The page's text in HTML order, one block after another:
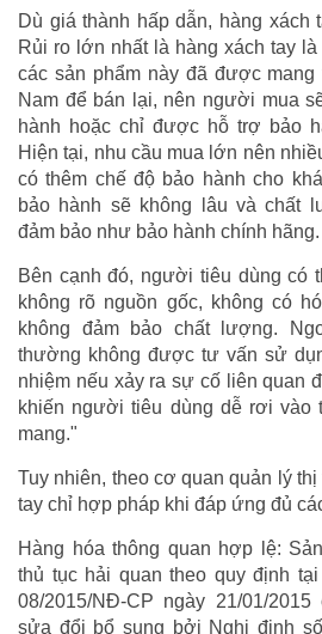
Dù giá thành hấp dẫn, hàng xách
Rủi ro lớn nhất là hàng xách tay
các sản phẩm này đã được
Nam để bán lại, nên người mua
hành hoặc chỉ được hỗ trợ bảo
Hiện tại, nhu cầu mua lớn nên
có thêm chế độ bảo hành cho
bảo hành sẽ không lâu và chất
đảm bảo như bảo hành chính hãng.
Bên cạnh đó, người tiêu dùng có
không rõ nguồn gốc, không có
không đảm bảo chất lượng.
thường không được tư vấn sử
nhiệm nếu xảy ra sự cố liên quan
khiến người tiêu dùng dễ rơi vào
mang."
Tuy nhiên, theo cơ quan quản lý
tay chỉ hợp pháp khi đáp ứng đủ
Hàng hóa thông quan hợp lệ:
thủ tục hải quan theo quy định
08/2015/NĐ-CP ngày 21/01/
sửa đổi bổ sung bởi Nghị định